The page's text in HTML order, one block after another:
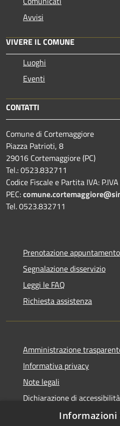
Avvisi
VIVERE IL COMUNE
Luoghi
Eventi
CONTATTI
Comune di Cortemaggiore
Piazza Patrioti, 8
29016 Cortemaggiore (PC)
Tel.: 0523.832711
Codice Fiscale e Partita IVA:
PEC:
Tel. 0523.832711
Prenotazione appuntamento
Segnalazione disservizio
Leggi le FAQ
Richiesta assistenza
Amministrazione
Informativa privacy
Note legali
Dichiarazione di accessibilità
Informazioni